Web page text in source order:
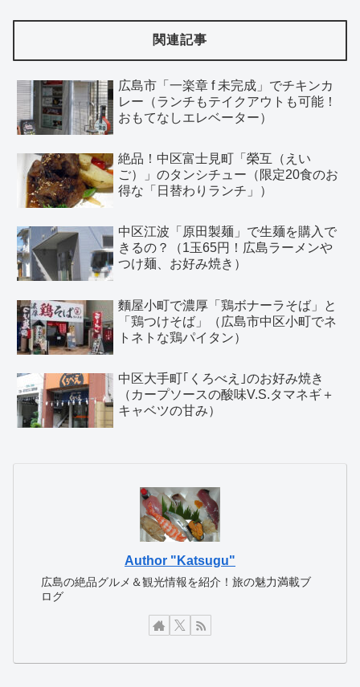
関連記事
広島市「一楽章 f 未完成」でチキンカ
レー（ランチもテイクアウトも可能！
おもてなしエレベーター）
絶品！中区富士見町「榮互（えい
ご）」のタンシチュー（限定20食のお
得な「日替わりランチ」）
中区江波「原田製麺」で生麺を購入で
きるの？（1玉65円！広島ラーメンや
つけ麺、お好み焼き）
麵屋小町で濃厚「鶏ボナーラそば」と
「鶏つけそば」（広島市中区小町でネ
トネトな鶏パイタン）
中区大手町｢くろべえ｣のお好み焼き
（カープソースの酸味V.S.タマネギ＋
キャベツの甘み）
Author "Katsugu"
広島の絶品グルメ＆観光情報を紹介！旅の魅力満載ブ
ログ